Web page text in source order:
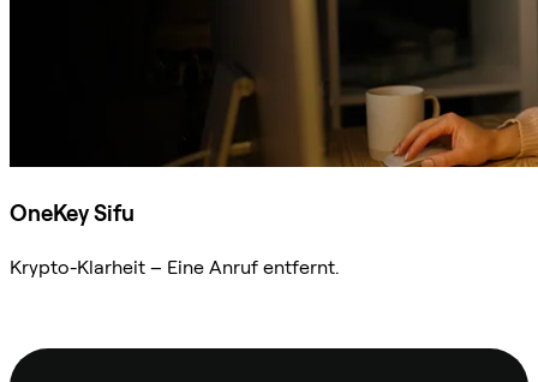
OneKey Sifu
Krypto-Klarheit – Eine Anruf entfernt.